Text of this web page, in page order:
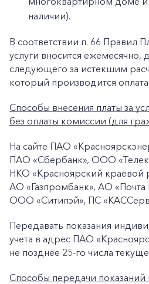
+7-800-700-24-57
Заказать обратный
Частным клиентам
Корпоративным
наличии).
В соответствии п. 66 Правил
услуги вносится ежемесячно,
следующего за истекшим
который производится оплата.
Способы внесения платы за
без оплаты комиссии (для
На сайте ПАО
ПАО «Сбербанк», ООО
НКО «Красноярский краевой
АО «Газпромбанк», АО «Почта
ООО «Ситипэй», ПС
Передавать показания
учета в адрес ПАО
не позднее 25-го числа
Способы передачи показаний